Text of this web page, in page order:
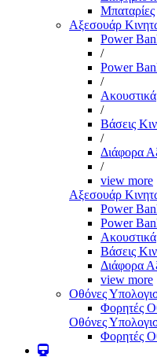
Μπαταρίες
Αξεσουάρ
Power
/
Power
/
Ακουστικά
/
Βάσεις
/
Διάφορα
/
view more
Αξεσουάρ
Power
Power
Ακουστικά
Βάσεις
Διάφορα
view more
Οθόνες
Φορητές
Οθόνες
Φορητές